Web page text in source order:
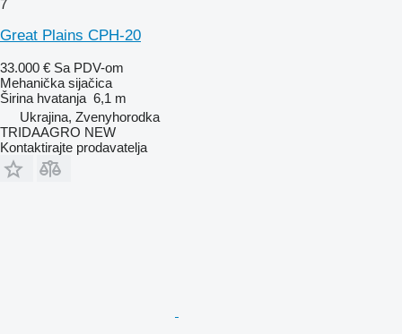
7
Great Plains CPH-20
33.000 € Sa PDV-om
Mehanička sijačica
Širina hvatanja 6,1 m
Ukrajina, Zvenyhorodka
TRIDAAGRO NEW
Kontaktirajte prodavatelja